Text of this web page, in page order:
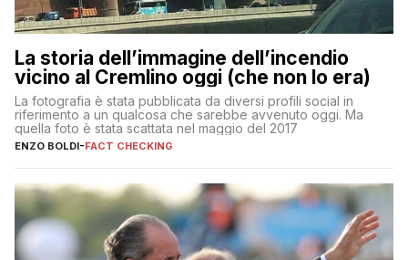
La storia dell’immagine dell’incendio
vicino al Cremlino oggi (che non lo era)
La fotografia è stata pubblicata da diversi profili social in
riferimento a un qualcosa che sarebbe avvenuto oggi. Ma
quella foto è stata scattata nel maggio del 2017
ENZO BOLDI-FACT CHECKING